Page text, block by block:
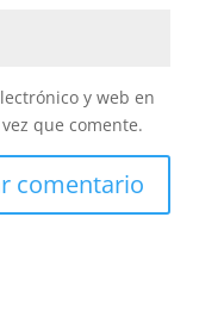
y web en
que comente.